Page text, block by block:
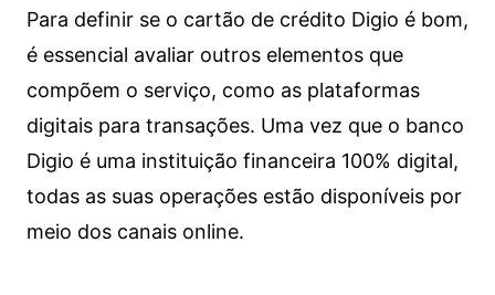
Para definir se o cartão de crédito Digio é bom,
é essencial avaliar outros elementos que
compõem o serviço, como as plataformas
digitais para transações. Uma vez que o banco
Digio é uma instituição financeira 100% digital,
todas as suas operações estão disponíveis por
meio dos canais online.